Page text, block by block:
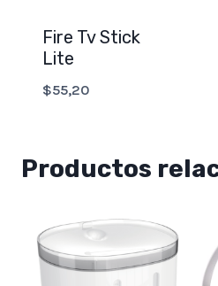
Fire Tv Stick
Lite
$55,20
Productos